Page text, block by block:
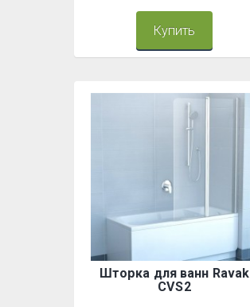
Купить
Шторка для ванн Ravak
CVS2